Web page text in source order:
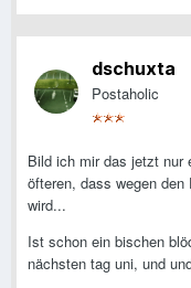
dschuxta
Postaholic
Bild ich mir das jetzt nur
öfteren, dass wegen
wird...
Ist schon ein bischen
nächsten tag uni, und